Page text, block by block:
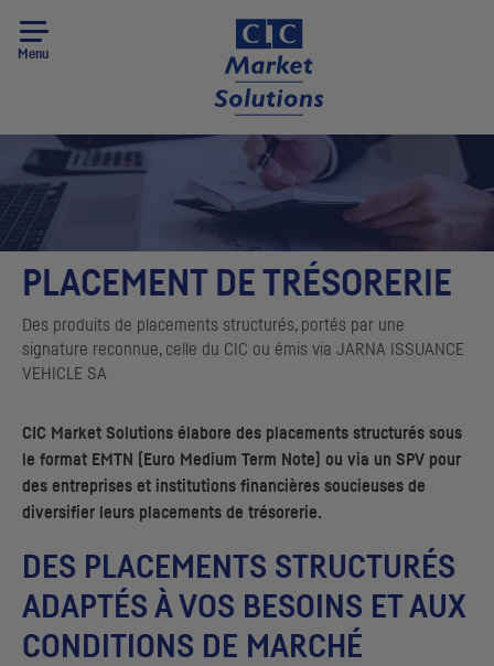
Menu
PLACEMENT DE TRÉSORERIE
Des produits de placements structurés, portés par une
signature reconnue, celle du CIC ou émis via JARNA ISSUANCE
VEHICLE SA
CIC Market Solutions élabore des placements structurés sous
le format EMTN Euro Medium Term Note ) ou via un SPV pour
des entreprises et institutions financières soucieuses de
diversifier leurs placements de trésorerie.
DES PLACEMENTS STRUCTURÉS
ADAPTÉS À VOS BESOINS ET AUX
CONDITIONS DE MARCHÉ